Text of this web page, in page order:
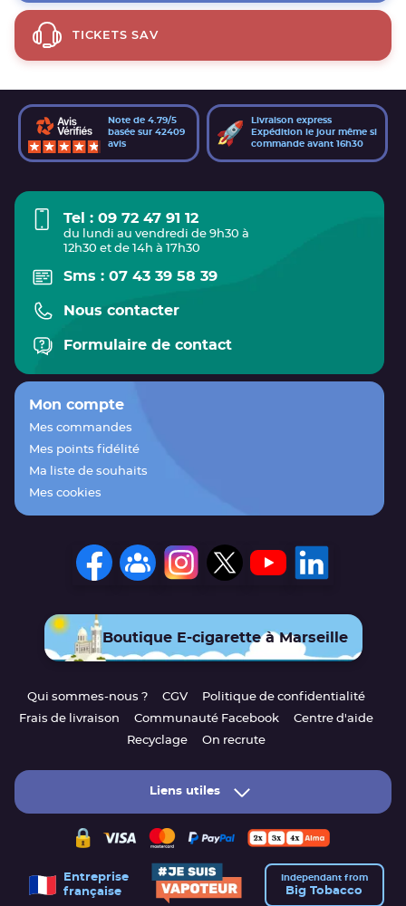
TICKETS SAV
Note de 4.79/5
basée sur 42409
avis
Livraison express
Expédition le jour même si
commande avant 16h30
Tel : 09 72 47 91 12
du lundi au vendredi de 9h30 à
12h30 et de 14h à 17h30
Sms : 07 43 39 58 39
Nous contacter
Formulaire de contact
Mon compte
Mes commandes
Mes points fidélité
Ma liste de souhaits
Mes cookies
Boutique E-cigarette à Marseille
Qui sommes-nous ? CGV
Politique de confidentialité
Frais de livraison
Communauté Facebook
Centre d'aide
Recyclage
On recrute
Liens utiles
Entreprise
française
Independant from
Big Tobacco